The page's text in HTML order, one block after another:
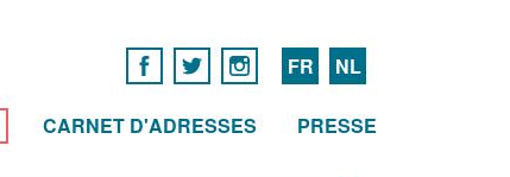
FR NL
CARNET D'ADRESSES PRESSE